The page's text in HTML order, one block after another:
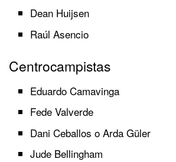
Dean Huijsen
Raúl Asencio
Centrocampistas
Eduardo Camavinga
Fede Valverde
Dani Ceballos o Arda Güler
Jude Bellingham